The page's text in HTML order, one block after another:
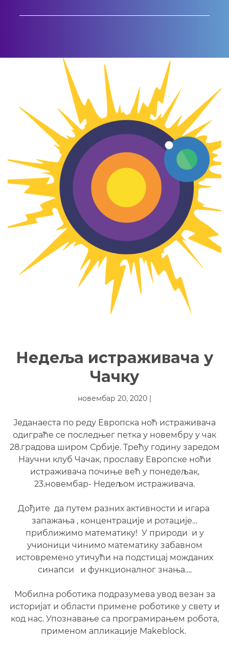
Недеља истраживача у
Чачку
новембар 20, 2020 |
Једанаеста по реду Европска ноћ истраживача
одиграће се последњег петка у новембру у чак
28.градова широм Србије. Трећу годину заредом
Научни клуб Чачак, прославу Европске ноћи
истраживача почиње већ у понедељак,
23.новембар- Недељом истраживача.
Дођите да путем разних активности и игара
запажања , концентрације и ротације…
приближимо математику! У природи и у
учионици чинимо математику забавном
истовремено утичући на подстицај можданих
синапси и функционалног знања….
Мобилна роботика подразумева увод везан за
историјат и области примене роботике у свету и
код нас. Упознавање са програмирањем робота,
применом апликације Makeblock.